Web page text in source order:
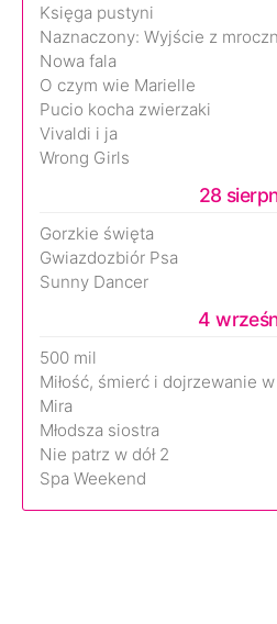
Księga pustyni
Naznaczony: Wyjście z
Nowa fala
O czym wie Marielle
Pucio kocha zwierzaki
Vivaldi i ja
Wrong Girls
28
Gorzkie święta
Gwiazdozbiór Psa
Sunny Dancer
4
500 mil
Miłość, śmierć i dojrzewanie
Mira
Młodsza siostra
Nie patrz w dół 2
Spa Weekend